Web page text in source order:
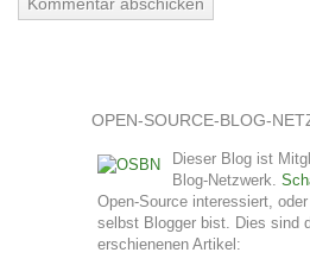
OPEN-SOURCE-BLOG-
Dieser Blog ist
Blog-Netzwerk.
Open-Source interessiert, oder
selbst Blogger bist. Dies sind
erschienenen Artikel: